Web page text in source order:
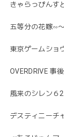
きゃらっぴんす
五等分の花嫁∽
東京ゲームショ
OVERDRIVE 事
風来のシレン６
デスティニーチ